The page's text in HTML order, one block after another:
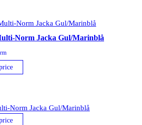
Norm Jacka Gul/Marinblå
Norm Jacka Gul/Marinblå